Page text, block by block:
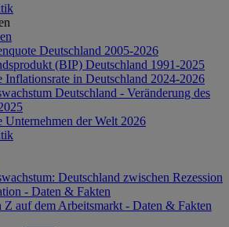
Deutschland 2005-2026
(BIP) Deutschland 1991-2025
Inflationsrate in Deutschland 2024-2026
Deutschland - Veränderung des
Unternehmen der Welt 2026
Deutschland zwischen Rezession
- Daten & Fakten
Z auf dem Arbeitsmarkt - Daten & Fakten